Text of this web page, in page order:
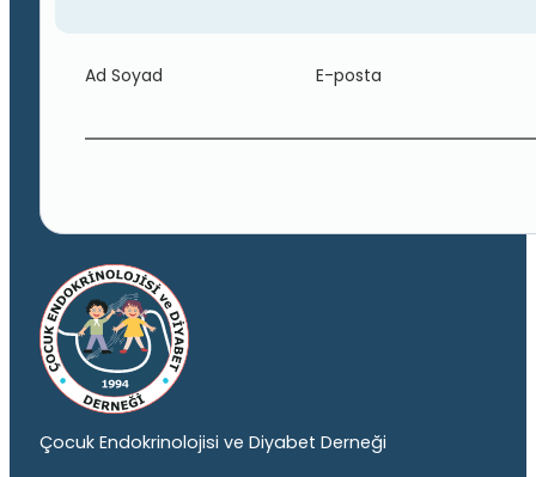
Ad Soyad E-posta
Çocuk Endokrinolojisi ve Diyabet Derneği